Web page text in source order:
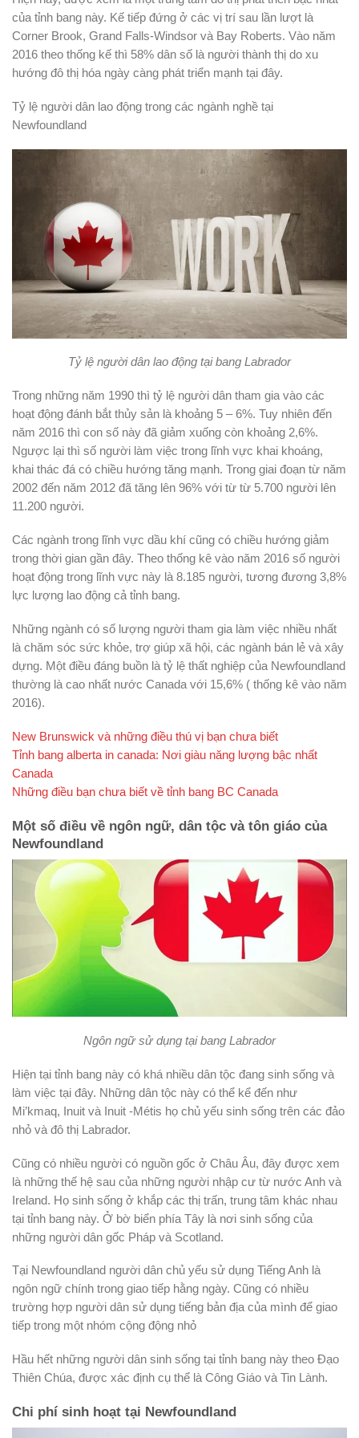
của tỉnh bang này. Kế tiếp đứng ở các vị trí sau lần lượt là
Corner Brook, Grand Falls-Windsor và Bay Roberts. Vào năm
2016 theo thống kế thì 58% dân số là người thành thị do xu
hướng đô thị hóa ngày càng phát triển mạnh tại đây.
Tỷ lệ người dân lao động trong các ngành nghề tại
Newfoundland
Tỷ lệ người dân lao động tại bang Labrador
Trong những năm 1990 thì tỷ lệ người dân tham gia vào các
hoạt động đánh bắt thủy sản là khoảng 5 – 6%. Tuy nhiên đến
năm 2016 thì con số này đã giảm xuống còn khoảng 2,6%.
Ngược lại thì số người làm việc trong lĩnh vực khai khoáng,
khai thác đá có chiều hướng tăng mạnh. Trong giai đoạn từ năm
2002 đến năm 2012 đã tăng lên 96% với từ từ 5.700 người lên
11.200 người.
Các ngành trong lĩnh vực dầu khí cũng có chiều hướng giảm
trong thời gian gần đây. Theo thống kê vào năm 2016 số người
hoạt động trong lĩnh vực này là 8.185 người, tương đương 3,8%
lực lượng lao động cả tỉnh bang.
Những ngành có số lượng người tham gia làm việc nhiều nhất
là chăm sóc sức khỏe, trợ giúp xã hội, các ngành bán lẻ và xây
dựng. Một điều đáng buồn là tỷ lệ thất nghiệp của Newfoundland
thường là cao nhất nước Canada với 15,6% ( thống kê vào năm
2016).
New Brunswick và những điều thú vị bạn chưa biết
Tỉnh bang alberta in canada: Nơi giàu năng lượng bậc nhất
Canada
Những điều bạn chưa biết về tỉnh bang BC Canada
Một số điều về ngôn ngữ, dân tộc và tôn giáo của
Newfoundland
Ngôn ngữ sử dụng tại bang Labrador
Hiện tại tỉnh bang này có khá nhiều dân tộc đang sinh sống và
làm việc tại đây. Những dân tộc này có thể kể đến như
Mi’kmaq, Inuit và Inuit -Métis họ chủ yếu sinh sống trên các đảo
nhỏ và đô thị Labrador.
Cũng có nhiều người có nguồn gốc ở Châu Âu, đây được xem
là những thế hệ sau của những người nhập cư từ nước Anh và
Ireland. Họ sinh sống ở khắp các thị trấn, trung tâm khác nhau
tại tỉnh bang này. Ở bờ biển phía Tây là nơi sinh sống của
những người dân gốc Pháp và Scotland.
Tại Newfoundland người dân chủ yếu sử dụng Tiếng Anh là
ngôn ngữ chính trong giao tiếp hằng ngày. Cũng có nhiều
trường hợp người dân sử dụng tiếng bản địa của mình để giao
tiếp trong một nhóm cộng động nhỏ
Hầu hết những người dân sinh sống tại tỉnh bang này theo Đạo
Thiên Chúa, được xác định cụ thể là Công Giáo và Tin Lành.
Chi phí sinh hoạt tại Newfoundland